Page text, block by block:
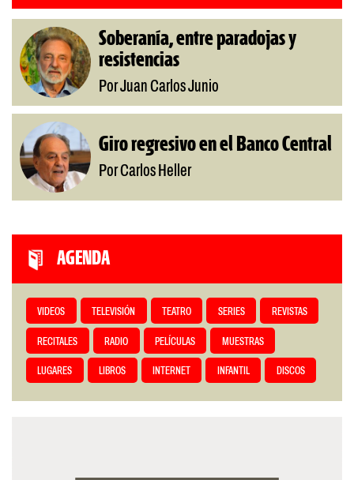
Soberanía, entre paradojas y
resistencias
Por Juan Carlos Junio
Giro regresivo en el Banco Central
Por Carlos Heller
AGENDA
VIDEOS TELEVISIÓN TEATRO SERIES REVISTAS
RECITALES RADIO PELÍCULAS MUESTRAS
LUGARES LIBROS INTERNET INFANTIL DISCOS